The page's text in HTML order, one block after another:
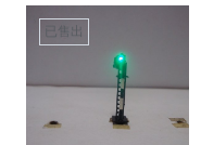
已售出